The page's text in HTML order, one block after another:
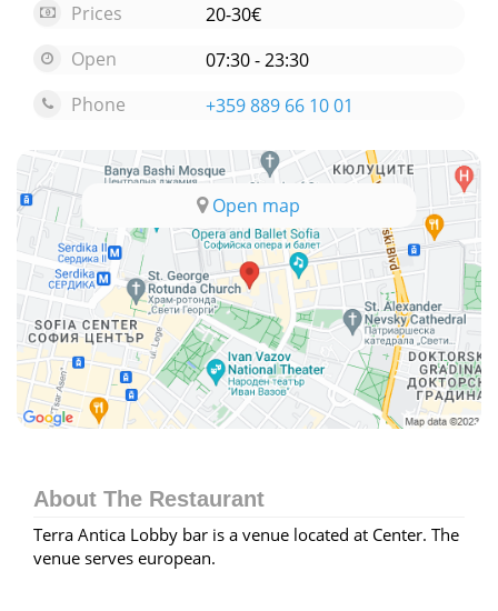
Prices
20-30€
Open
07:30 - 23:30
Phone
+359 889 66 10 01
Open map
About The Restaurant
Terra Antica Lobby bar is a venue located at Center. The
venue serves european.